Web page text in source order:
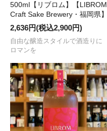
500ml【リブロム】【LIBROM
Craft Sake Brewery・福岡県】
2,636円(税込2,900円)
自由な醸造スタイルで酒造りに
ロマンを